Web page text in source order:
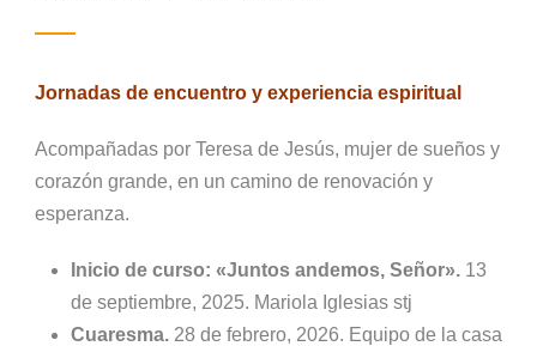
Jornadas de encuentro y experiencia espiritual
Acompañadas por Teresa de Jesús, mujer de sueños y
corazón grande, en un camino de renovación y
esperanza.
Inicio de curso: «Juntos andemos, Señor». 13
de septiembre, 2025. Mariola Iglesias stj
Cuaresma. 28 de febrero, 2026. Equipo de la casa